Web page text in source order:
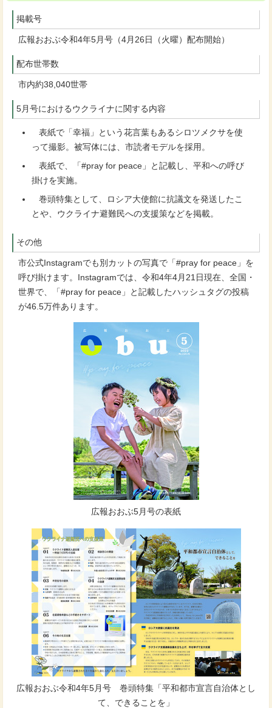
掲載号
広報おおぶ令和4年5月号（4月26日（火曜）配布開始）
配布世帯数
市内約38,040世帯
5月号におけるウクライナに関する内容
表紙で「幸福」という花言葉もあるシロツメクサを使
って撮影。被写体には、市読者モデルを採用。
表紙で、「#pray for peace」と記載し、平和への呼び
掛けを実施。
巻頭特集として、ロシア大使館に抗議文を発送したこ
とや、ウクライナ避難民への支援策などを掲載。
その他
市公式Instagramでも別カットの写真で「#pray for peace」を
呼び掛けます。Instagramでは、令和4年4月21日現在、全国・
世界で、「#pray for peace」と記載したハッシュタグの投稿
が46.5万件あります。
広報おおぶ5月号の表紙
広報おおぶ令和4年5月号 巻頭特集「平和都市宣言自治体とし
て、できることを」